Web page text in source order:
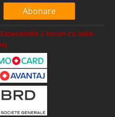
Abonare
3 locuri cu lada